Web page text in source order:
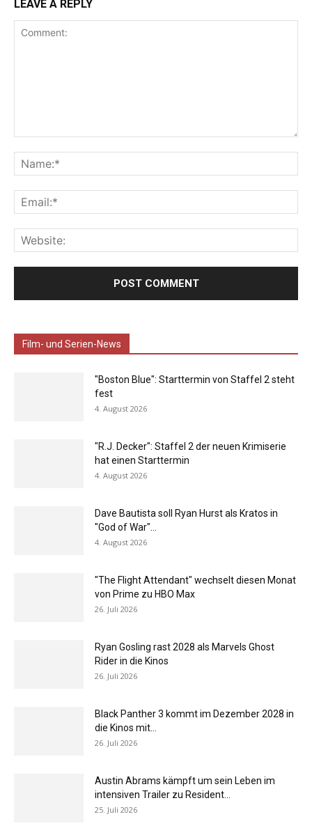
LEAVE A REPLY
Film- und Serien-News
"Boston Blue": Starttermin von Staffel 2 steht
fest
4. August 2026
"R.J. Decker": Staffel 2 der neuen Krimiserie
hat einen Starttermin
4. August 2026
Dave Bautista soll Ryan Hurst als Kratos in
"God of War"...
4. August 2026
"The Flight Attendant" wechselt diesen Monat
von Prime zu HBO Max
26. Juli 2026
Ryan Gosling rast 2028 als Marvels Ghost
Rider in die Kinos
26. Juli 2026
Black Panther 3 kommt im Dezember 2028 in
die Kinos mit...
26. Juli 2026
Austin Abrams kämpft um sein Leben im
intensiven Trailer zu Resident...
25. Juli 2026